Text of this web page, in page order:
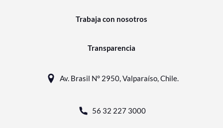
Trabaja con nosotros
Transparencia
Av. Brasil N° 2950, Valparaíso, Chile.
56 32 227 3000